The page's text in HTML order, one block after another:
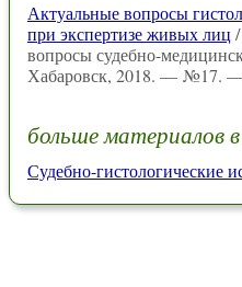
Актуальные вопросы
при экспертизе живых лиц
вопросы судебно-
Хабаровск, 2018. — №17.
больше материалов
Судебно-гистологические